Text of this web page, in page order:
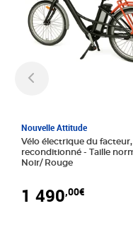
Nouvelle Attitude
Vélo électrique du facteur,
reconditionné - Taille normale -
Noir/ Rouge
1 490,00€